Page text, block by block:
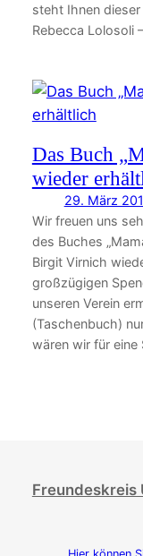
steht Ihnen
Rebecca Lolosoli
Das Buch
wieder
29. März
Wir freuen uns
des Buches
Birgit Virnich
großzügigen
unseren Verein
(Taschenbuch)
wären wir für eine
Freundeskreis